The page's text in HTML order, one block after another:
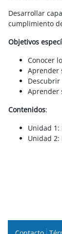
Desarrollar
cumplimiento
Objetivos
Conocer
Aprender
Descubrir
Aprender
Contenidos:
Unidad 1:
Unidad 2: